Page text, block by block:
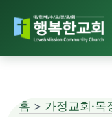
홈 > 가정교회·목